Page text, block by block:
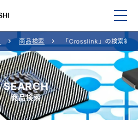
HOME
取り扱い商品
いメーカー一覧
商品検索 「Crosslink」の検索結果
SEARCH
商品検索